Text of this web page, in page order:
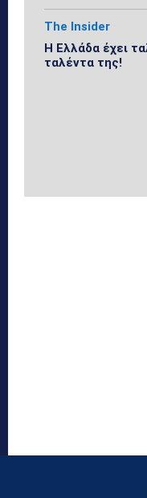
The Insider
Η Ελλάδα έχει
ταλέντα της!